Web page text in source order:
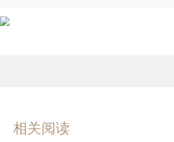
相关阅读